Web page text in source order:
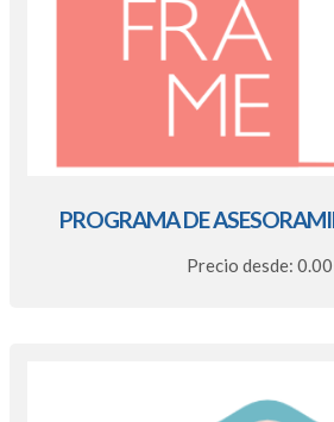
PROGRAMA DE
Precio desde: